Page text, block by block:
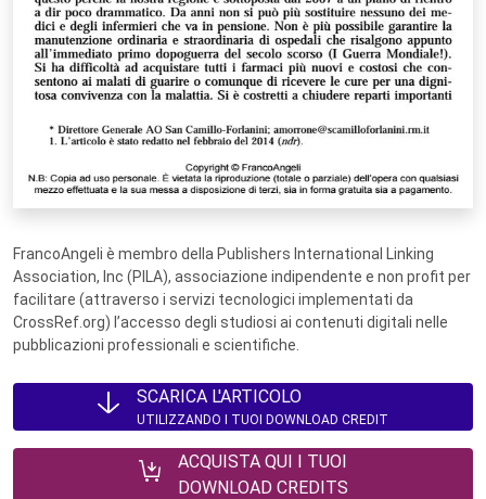
FrancoAngeli è membro della Publishers International Linking
Association, Inc (PILA), associazione indipendente e non profit per
facilitare (attraverso i servizi tecnologici implementati da
CrossRef.org) l’accesso degli studiosi ai contenuti digitali nelle
pubblicazioni professionali e scientifiche.
SCARICA L'ARTICOLO
UTILIZZANDO I TUOI DOWNLOAD CREDIT
ACQUISTA QUI I TUOI
DOWNLOAD CREDITS